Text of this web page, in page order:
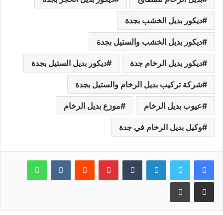
ديكور بديل الخشب بجدة
ديكور بديل الخشب والستيل بجدة
ديكور بديل الرخام جدة ديكور بديل الستيل بجدة
شركة تركيب بديل الرخام والستيل بجدة
عيوب بديل الرخام موزع بديل الرخام
وكيل بديل الرخام في جدة
لينكدإن بينتيريست واتساب
مشاركة عبر البريد طباعة